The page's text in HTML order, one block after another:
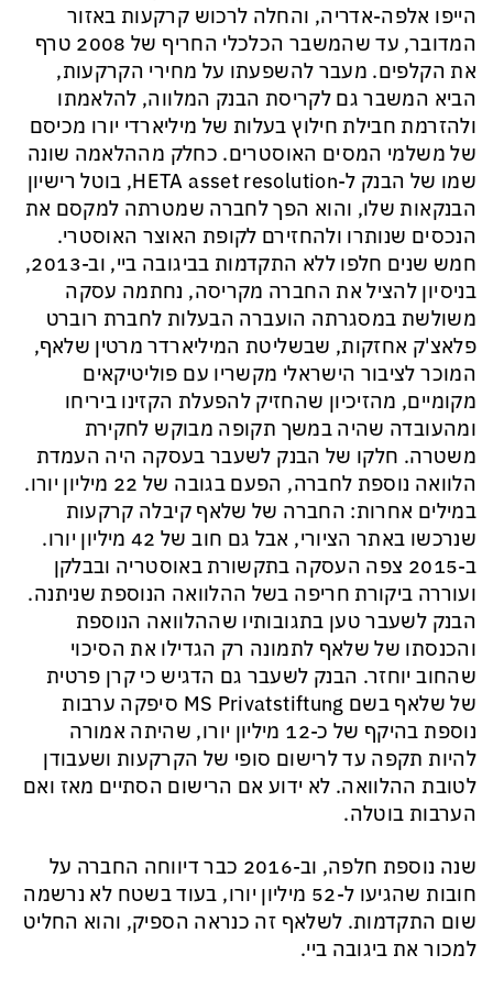
הייפו אלפה-אדריה, והחלה לרכוש קרקעות באזור
המדובר, עד שהמשבר הכלכלי החריף של 2008 טרף
את הקלפים. מעבר להשפעתו על מחירי הקרקעות,
הביא המשבר גם לקריסת הבנק המלווה, להלאמתו
ולהזרמת חבילת חילוץ בעלות של מיליארדי יורו מכיסם
של משלמי המסים האוסטרים. כחלק מההלאמה שונה
שמו של הבנק ל-HETA asset resolution, בוטל רישיון
הבנקאות שלו, והוא הפך לחברה שמטרתה למקסם את
הנכסים שנותרו ולהחזירם לקופת האוצר האוסטרי.
חמש שנים חלפו ללא התקדמות בביגובה ביי, וב-2013,
בניסיון להציל את החברה מקריסה, נחתמה עסקה
משולשת במסגרתה הועברה הבעלות לחברת רוברט
פלאצ'ק אחזקות, שבשליטת המיליארדר מרטין שלאף,
המוכר לציבור הישראלי מקשריו עם פוליטיקאים
מקומיים, מהזיכיון שהחזיק להפעלת הקזינו ביריחו
ומהעובדה שהיה במשך תקופה מבוקש לחקירת
משטרה. חלקו של הבנק לשעבר בעסקה היה העמדת
הלוואה נוספת לחברה, הפעם בגובה של 22 מיליון יורו.
במילים אחרות: החברה של שלאף קיבלה קרקעות
שנרכשו באתר הציורי, אבל גם חוב של 42 מיליון יורו.
ב-2015 צפה העסקה בתקשורת באוסטריה ובבלקן
ועוררה ביקורת חריפה בשל ההלוואה הנוספת שניתנה.
הבנק לשעבר טען בתגובותיו שההלוואה הנוספת
והכנסתו של שלאף לתמונה רק הגדילו את הסיכוי
שהחוב יוחזר. הבנק לשעבר גם הדגיש כי קרן פרטית
של שלאף בשם MS Privatstiftung סיפקה ערבות
נוספת בהיקף של כ-12 מיליון יורו, שהיתה אמורה
להיות תקפה עד לרישום סופי של הקרקעות ושעבודן
לטובת ההלוואה. לא ידוע אם הרישום הסתיים מאז ואם
הערבות בוטלה.
שנה נוספת חלפה, וב-2016 כבר דיווחה החברה על
חובות שהגיעו ל-52 מיליון יורו, בעוד בשטח לא נרשמה
שום התקדמות. לשלאף זה כנראה הספיק, והוא החליט
למכור את ביגובה ביי.